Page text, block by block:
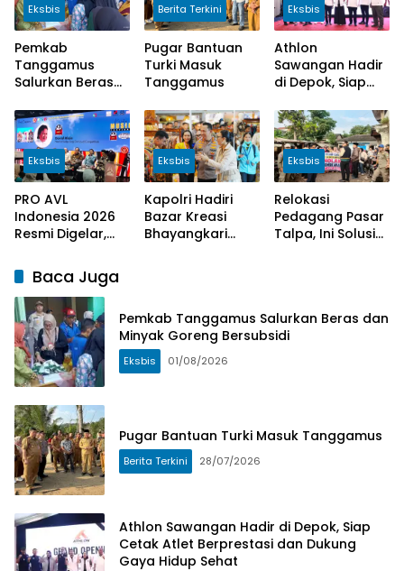
Eksbis
Pemkab
Tanggamus
Salurkan Beras
Goreng
Bersubsidi
Berita Terkini
Pugar Bantuan
Turki Masuk
Tanggamus
Eksbis
Athlon
Sawangan Hadir
di Depok, Siap
Berprestasi dan
Dukung Gaya
Hidup Sehat
Eksbis
PRO AVL
Indonesia 2026
Resmi Digelar,
Inovasi Teknologi
Audio Visual dan
Musik
Eksbis
Kapolri Hadiri
Bazar Kreasi
Bhayangkari
Budaya Lokal
Eksbis
Relokasi
Pedagang Pasar
Talpa, Ini Solusi
Baca Juga
Pemkab Tanggamus Salurkan Beras dan
Minyak Goreng Bersubsidi
Eksbis 01/08/2026
Pugar Bantuan Turki Masuk Tanggamus
Berita Terkini 28/07/2026
Athlon Sawangan Hadir di Depok, Siap
Cetak Atlet Berprestasi dan Dukung
Gaya Hidup Sehat